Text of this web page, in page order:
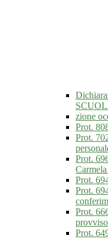
zione
Prot.
Prot.
Prot.
Prot.
Prot.
Prot.
Prot.